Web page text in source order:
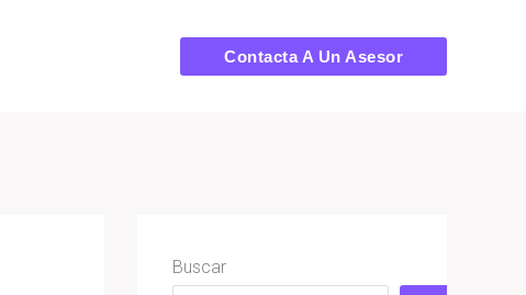
Contacta A Un Asesor
Buscar